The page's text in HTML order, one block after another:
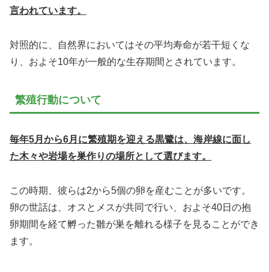
言われています。
対照的に、自然界においてはその平均寿命が若干短くな
り、およそ10年が一般的な生存期間とされています。
繁殖行動について
毎年5月から6月に繁殖期を迎える黒鷺は、海岸線に面し
た木々や岩場を巣作りの場所として選びます。
この時期、彼らは2から5個の卵を産むことが多いです。
卵の世話は、オスとメスが共同で行い、およそ40日の抱
卵期間を経て孵った雛が巣を離れる様子を見ることができ
ます。